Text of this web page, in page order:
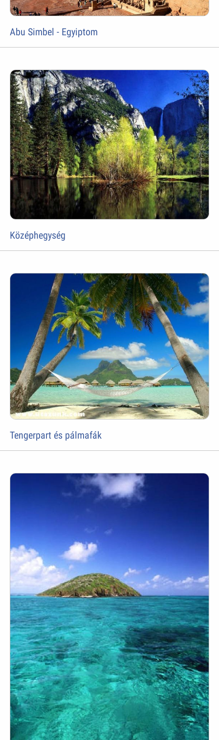
Abu Simbel - Egyiptom
Középhegység
Tengerpart és pálmafák